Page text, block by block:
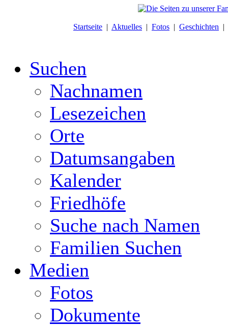
Startseite | Aktuelles | Fotos | Geschichten |
Suchen
Nachnamen
Lesezeichen
Orte
Datumsangaben
Kalender
Friedhöfe
Suche nach Namen
Familien Suchen
Medien
Fotos
Dokumente